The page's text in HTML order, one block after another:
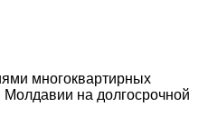
многоквартирных
на долгосрочной